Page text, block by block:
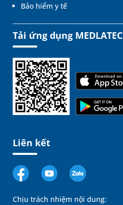
Bảo hiểm y tế
Tải ứng dụng MEDLATEC
Liên kết
Chịu trách nhiệm nội dung: